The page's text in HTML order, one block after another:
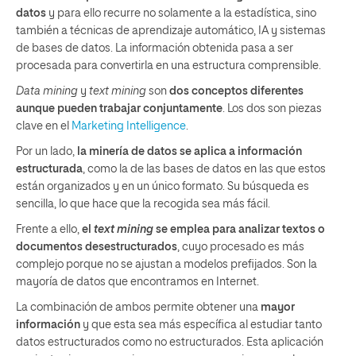
datos y para ello recurre no solamente a la estadística, sino
también a técnicas de aprendizaje automático, IA y sistemas
de bases de datos. La información obtenida pasa a ser
procesada para convertirla en una estructura comprensible.
Data mining y text mining son dos conceptos diferentes
aunque pueden trabajar conjuntamente. Los dos son piezas
clave en el Marketing Intelligence.
Por un lado, la minería de datos se aplica a información
estructurada, como la de las bases de datos en las que estos
están organizados y en un único formato. Su búsqueda es
sencilla, lo que hace que la recogida sea más fácil.
Frente a ello, el text mining se emplea para analizar textos o
documentos desestructurados, cuyo procesado es más
complejo porque no se ajustan a modelos prefijados. Son la
mayoría de datos que encontramos en Internet.
La combinación de ambos permite obtener una mayor
información y que esta sea más específica al estudiar tanto
datos estructurados como no estructurados. Esta aplicación